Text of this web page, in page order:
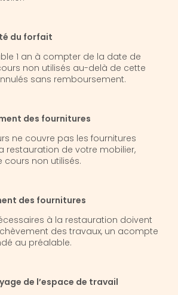
du forfait
1 an à compter de la date de
non utilisés au-delà de cette
sans remboursement.
des fournitures
ne couvre pas les fournitures
restauration de votre mobilier,
non utilisés.
des fournitures
à la restauration doivent
des travaux, un acompte
au préalable.
de l’espace de travail